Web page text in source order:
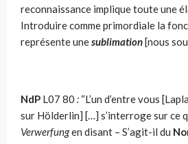
reconnaissance implique toute une
Introduire comme primordiale la
représente unesublimation [nous
NdP L07 80 : “L’un d’entre vous
sur Hölderlin] […] s’inter­roge sur ce
Verwerfungen disant – S’agit-il du